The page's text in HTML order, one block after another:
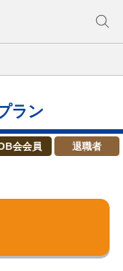
ラン
会会員 退職者